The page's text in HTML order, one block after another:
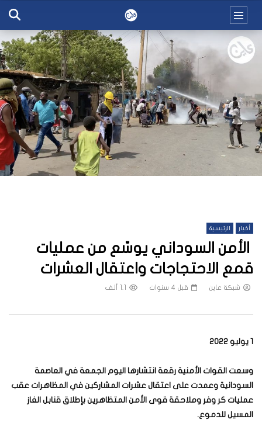
أخبار الرئيسية
الأمن السوداني يوسّع من عمليات
قمع الاحتجاجات واعتقال العشرات
شبكة عاين قبل 4 سنوات
1 يوليو 2022
وسعت القوات الأمنية رقعة انتشارها اليوم الجمعة في العاصمة
السودانية وعمدت على اعتقال عشرات المشاركين في المظاهرات عقب
عمليات كر وفر وملاحقة قوى الأمن المتظاهرين بإطلاق قنابل الغاز
المسيل للدموع.